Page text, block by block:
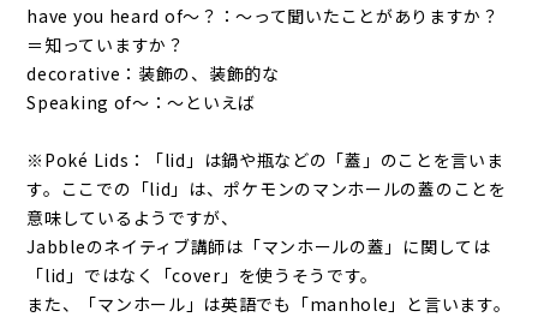
have you heard of～？：～って聞いたことがありますか？
＝知っていますか？
decorative：装飾の、装飾的な
Speaking of～：～といえば
※Poké Lids：「lid」は鍋や瓶などの「蓋」のことを言いま
す。ここでの「lid」は、ポケモンのマンホールの蓋のことを
意味しているようですが、
Jabbleのネイティブ講師は「マンホールの蓋」に関しては
「lid」ではなく「cover」を使うそうです。
また、「マンホール」は英語でも「manhole」と言います。